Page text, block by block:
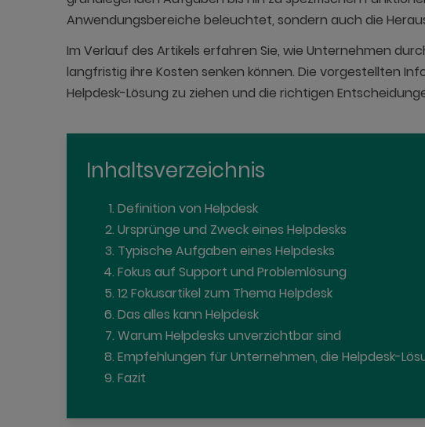
Anwendungsbereiche beleuchtet, sondern auch die
Im Verlauf des Artikels erfahren Sie, wie Unternehmen
langfristig ihre Kosten senken können. Die vorgestellten
Helpdesk-Lösung zu ziehen und die richtigen
Inhaltsverzeichnis
Definition von Helpdesk
Ursprünge und Zweck eines Helpdesks
Typische Aufgaben eines Helpdesks
Fokus auf Support und Problemlösung
12 Fokusartikel zum Thema Helpdesk
Das alles kann Helpdesk
Warum Helpdesks unverzichtbar sind
Empfehlungen für Unternehmen, die Helpdesk-
Fazit